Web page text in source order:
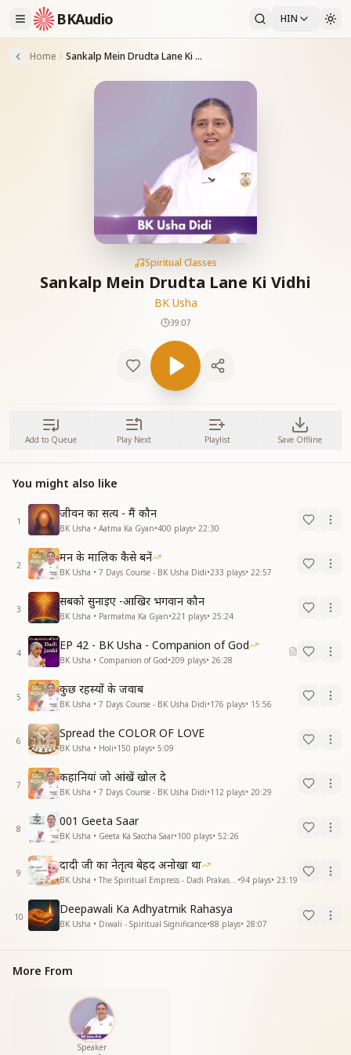
BKAudio HIN
Home Sankalp Mein Drudta Lane Ki Vidhi
Spiritual Classes
Sankalp Mein Drudta Lane Ki Vidhi
BK Usha
39:07
Add to Queue Play Next Playlist Save Offline
You might also like
1
जीवन का सत्य - मैं कौन
BK Usha • Aatma Ka Gyan•400 plays• 22:30
2
मन के मालिक कैसे बनें
BK Usha • 7 Days Course - BK Usha Didi•233 plays• 22:57
3
सबको सुनाइए -आखिर भगवान कौन
BK Usha • Parmatma Ka Gyan•221 plays• 25:24
4
EP 42 - BK Usha - Companion of God
BK Usha • Companion of God•209 plays• 26:28
5
कुछ रहस्यों के जवाब
BK Usha • 7 Days Course - BK Usha Didi•176 plays• 15:56
6
Spread the COLOR OF LOVE
BK Usha • Holi•150 plays• 5:09
7
कहानियां जो आंखें खोल दे
BK Usha • 7 Days Course - BK Usha Didi•112 plays• 20:29
8
001 Geeta Saar
BK Usha • Geeta Ka Saccha Saar•100 plays• 52:26
9
दादी जी का नेतृत्व बेहद अनोखा था
•94 plays• 23:19
10
Deepawali Ka Adhyatmik Rahasya
BK Usha • Diwali - Spiritual Significance•88 plays• 28:07
More From
Speaker